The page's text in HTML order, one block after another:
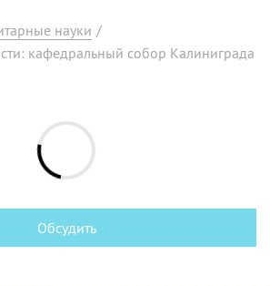
науки /
кафедральный собор Калиниграда
Обсудить